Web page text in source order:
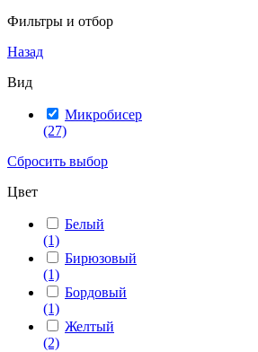
Фильтры и отбор
Назад
Вид
Микробисер
(27)
Сбросить выбор
Цвет
Белый
(1)
Бирюзовый
(1)
Бордовый
(1)
Желтый
(2)